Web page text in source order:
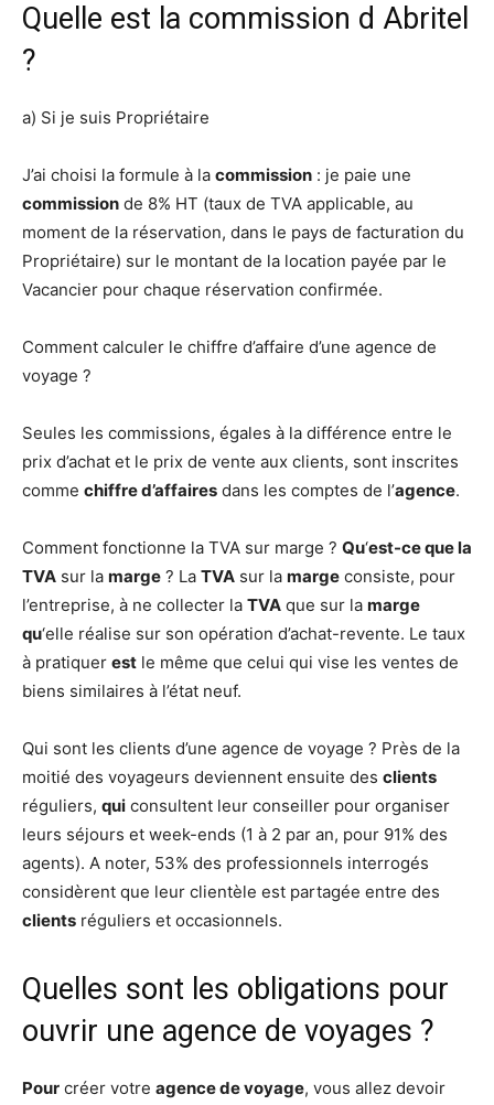
Quelle est la commission d Abritel
?
a) Si je suis Propriétaire
J’ai choisi la formule à la commission : je paie une
commission de 8% HT (taux de TVA applicable, au
moment de la réservation, dans le pays de facturation du
Propriétaire) sur le montant de la location payée par le
Vacancier pour chaque réservation confirmée.
Comment calculer le chiffre d’affaire d’une agence de
voyage ?
Seules les commissions, égales à la différence entre le
prix d’achat et le prix de vente aux clients, sont inscrites
comme chiffre d’affaires dans les comptes de l’agence.
Comment fonctionne la TVA sur marge ? Qu‘est-ce que la
TVA sur la marge ? La TVA sur la marge consiste, pour
l’entreprise, à ne collecter la TVA que sur la marge
qu‘elle réalise sur son opération d’achat-revente. Le taux
à pratiquer est le même que celui qui vise les ventes de
biens similaires à l’état neuf.
Qui sont les clients d’une agence de voyage ? Près de la
moitié des voyageurs deviennent ensuite des clients
réguliers, qui consultent leur conseiller pour organiser
leurs séjours et week-ends (1 à 2 par an, pour 91% des
agents). A noter, 53% des professionnels interrogés
considèrent que leur clientèle est partagée entre des
clients réguliers et occasionnels.
Quelles sont les obligations pour
ouvrir une agence de voyages ?
Pour créer votre agence de voyage, vous allez devoir